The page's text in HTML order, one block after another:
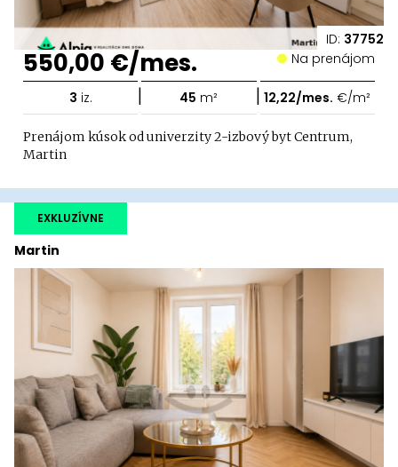
ID: 37752
550,00 €/mes. Na prenájom
3 iz. | 45 m² | 12,22/mes. €/m²
Prenájom kúsok od univerzity 2-izbový byt Centrum,
Martin
Martin
EXKLUZÍVNE